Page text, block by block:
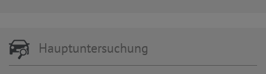
Hauptuntersuchung